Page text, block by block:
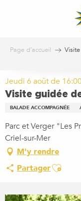
Page d’accueil
Jeudi 6 août de
Visite guidée
BALADE ACCOMPAGNÉE
Parc et Verger "Les
Criel-sur-Mer
M'y rendre
PartagerAjouter